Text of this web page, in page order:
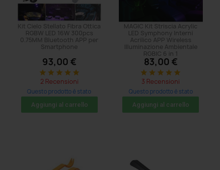
Kit Cielo Stellato Fibra Ottica
RGBW LED 16W 300pcs
0.75MM Bluetooth APP per
Smartphone
93,00 €
star star star star star
2 Recensioni
Questo prodotto è stato
acquistato: 41 volte
Aggiungi al carrello
MAGIC Kit Striscia Acrylic
LED Symphony Interni
Acrilico APP Wireless
Illuminazione Ambientale
RGBIC 6 in 1
83,00 €
star star star star star
3 Recensioni
Questo prodotto è stato
acquistato: 47 volte
Aggiungi al carrello